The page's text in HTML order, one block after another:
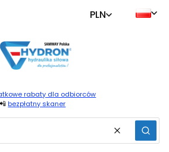
PLN
rabaty dla odbiorców
bezpłatny skaner
Wyczyść